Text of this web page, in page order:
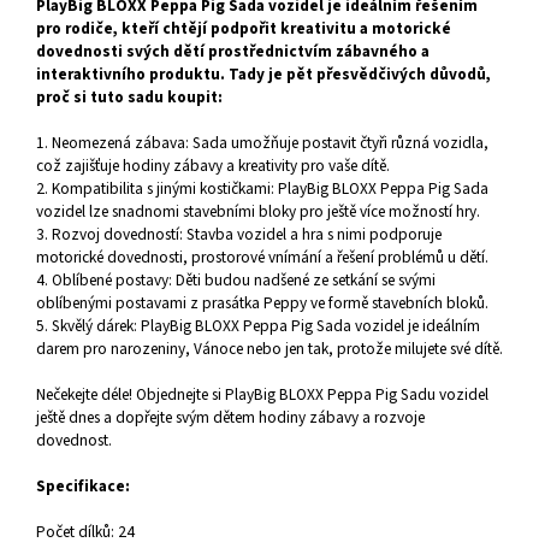
PlayBig BLOXX Peppa Pig Sada vozidel je ideálním řešením
pro rodiče, kteří chtějí podpořit kreativitu a motorické
dovednosti svých dětí prostřednictvím zábavného a
interaktivního produktu. Tady je pět přesvědčivých důvodů,
proč si tuto sadu koupit:
1. Neomezená zábava: Sada umožňuje postavit čtyři různá vozidla,
což zajišťuje hodiny zábavy a kreativity pro vaše dítě.
2. Kompatibilita s jinými kostičkami: PlayBig BLOXX Peppa Pig Sada
vozidel lze snadnomi stavebními bloky pro ještě více možností hry.
3. Rozvoj dovedností: Stavba vozidel a hra s nimi podporuje
motorické dovednosti, prostorové vnímání a řešení problémů u dětí.
4. Oblíbené postavy: Děti budou nadšené ze setkání se svými
oblíbenými postavami z prasátka Peppy ve formě stavebních bloků.
5. Skvělý dárek: PlayBig BLOXX Peppa Pig Sada vozidel je ideálním
darem pro narozeniny, Vánoce nebo jen tak, protože milujete své dítě.
Nečekejte déle! Objednejte si PlayBig BLOXX Peppa Pig Sadu vozidel
ještě dnes a dopřejte svým dětem hodiny zábavy a rozvoje
dovednost.
Specifikace:
Počet dílků: 24